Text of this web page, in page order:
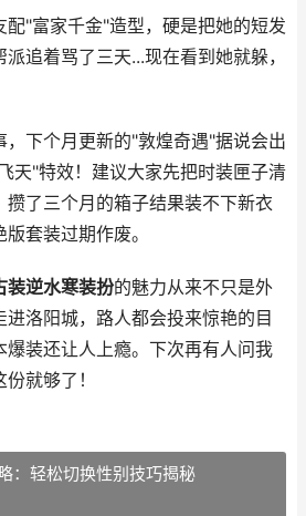
配"富家千金"造型，硬是把她的短发
追着骂了三天...现在看到她就躲，
，下个月更新的"敦煌奇遇"据说会出
天"特效！建议大家先把时装匣子清
攒了三个月的箱子结果装不下新衣
套装过期作废。
装逆水寒装扮的魅力从来不只是外
洛阳城，路人都会投来惊艳的目
爆装还让人上瘾。下次再有人问我
就够了！
：轻松切换性别技巧揭秘